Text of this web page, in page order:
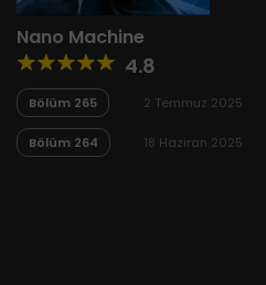
Nano Machine
4.8
Bölüm 265 2 Temmuz 2025
Bölüm 264 18 Haziran 2025